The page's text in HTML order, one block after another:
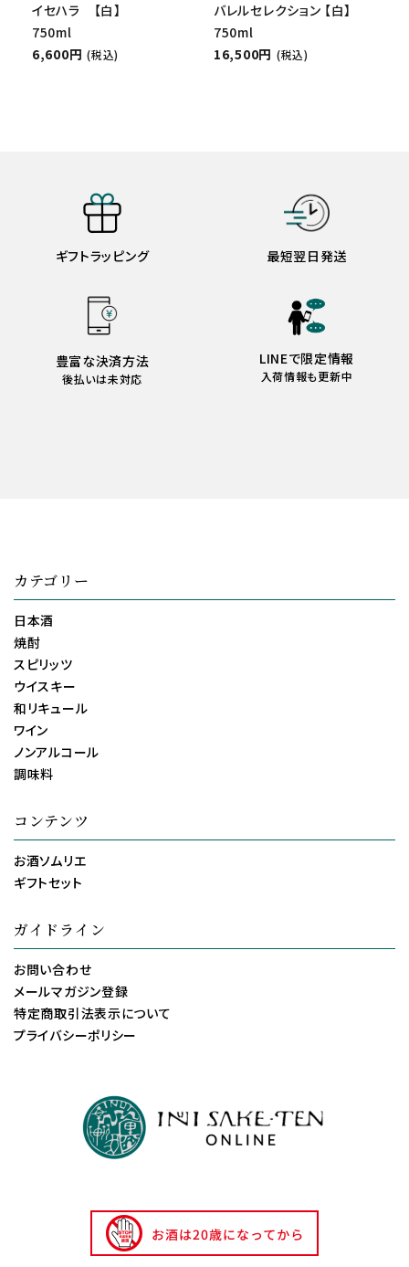
イセハラ 【白】
750ml
6,600円 (税込)
バレルセレクション 【白】
750ml
16,500円 (税込)
ギフトラッピング 最短翌日発送
豊富な決済方法
後払いは未対応
LINEで限定情報
入荷情報も更新中
カテゴリー
日本酒
焼酎
スピリッツ
ウイスキー
和リキュール
ワイン
ノンアルコール
調味料
コンテンツ
お酒ソムリエ
ギフトセット
ガイドライン
お問い合わせ
メールマガジン登録
特定商取引法表示について
プライバシーポリシー